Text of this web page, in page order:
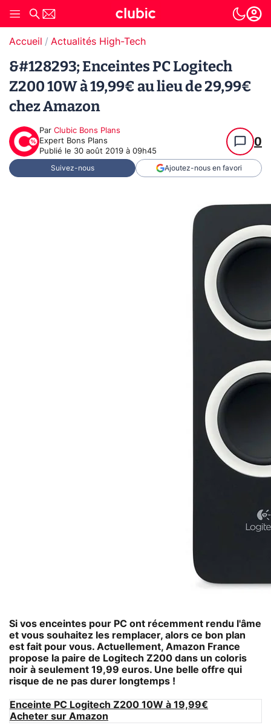
Accueil Actualités High-Tech
&#128293; Enceintes PC Logitech
Z200 10W à 19,99€ au lieu de 29,99€
chez Amazon
Par Clubic Bons Plans
Expert Bons Plans
Publié le 30 août 2019 à 09h45
0
Suivez-nous Ajoutez-nous en favori
Si vos enceintes pour PC ont récemment rendu l'âme
et vous souhaitez les remplacer, alors ce bon plan
est fait pour vous. Actuellement, Amazon France
propose la paire de Logitech Z200 dans un coloris
noir à seulement 19,99 euros. Une belle offre qui
risque de ne pas durer longtemps !
Enceinte PC Logitech Z200 10W à 19,99€
Acheter sur Amazon